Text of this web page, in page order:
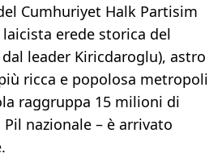
Cumhuriyet Halk Partisim
laicista erede storica del
leader Kiricdaroglu), astro
ricca e popolosa metropoli
raggruppa 15 milioni di
nazionale – è arrivato